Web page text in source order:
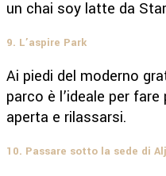
un chai soy latte da
9. L’aspire Park
Ai piedi del moderno
parco è l’ideale per
aperta e rilassarsi.
10. Passare sotto la sede di